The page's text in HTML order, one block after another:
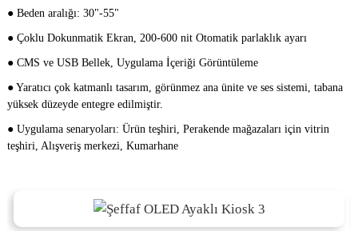
● Beden aralığı: 30"-55"
● Çoklu Dokunmatik Ekran, 200-600 nit Otomatik parlaklık ayarı
● CMS ve USB Bellek, Uygulama İçeriği Görüntüleme
● Yaratıcı çok katmanlı tasarım, görünmez ana ünite ve ses sistemi, tabana
yüksek düzeyde entegre edilmiştir.
● Uygulama senaryoları: Ürün teşhiri, Perakende mağazaları için vitrin
teşhiri, Alışveriş merkezi, Kumarhane